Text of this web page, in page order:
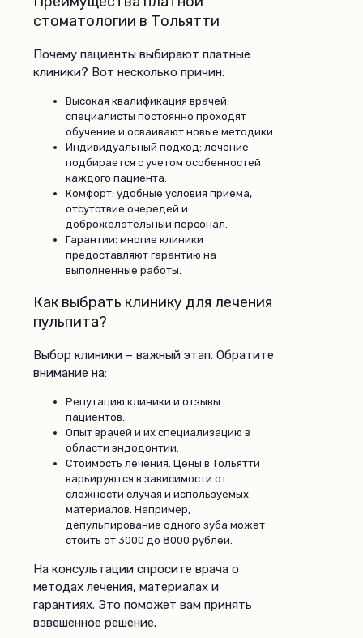
стоматологии в Тольятти
Почему пациенты выбирают платные
клиники? Вот несколько причин:
Высокая квалификация врачей:
специалисты постоянно проходят
обучение и осваивают новые методики.
Индивидуальный подход: лечение
подбирается с учетом особенностей
каждого пациента.
Комфорт: удобные условия приема,
отсутствие очередей и
доброжелательный персонал.
Гарантии: многие клиники
предоставляют гарантию на
выполненные работы.
Как выбрать клинику для лечения
пульпита?
Выбор клиники – важный этап. Обратите
внимание на:
Репутацию клиники и отзывы
пациентов.
Опыт врачей и их специализацию в
области эндодонтии.
Стоимость лечения. Цены в Тольятти
варьируются в зависимости от
сложности случая и используемых
материалов. Например,
депульпирование одного зуба может
стоить от 3000 до 8000 рублей.
На консультации спросите врача о
методах лечения, материалах и
гарантиях. Это поможет вам принять
взвешенное решение.